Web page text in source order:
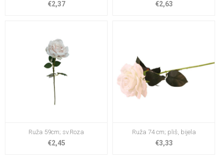
€2,37 €2,63
Ruža 59cm; sv.Roza
€2,45
Ruža 74 cm; pliš, bijela
€3,33